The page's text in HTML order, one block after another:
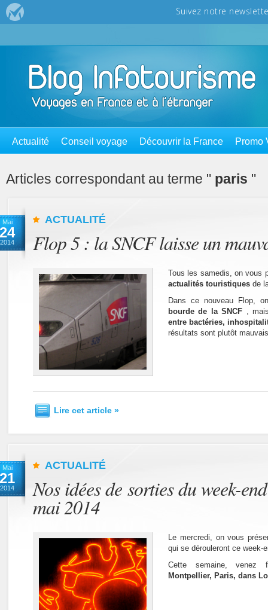
Actualité Conseil voyage Découvrir la France Promo
Articles correspondant au terme " paris "
Mai
24
2014
ACTUALITÉ
Flop 5 : la SNCF laisse un
Tous les samedis, on vous
actualités touristiques de
Dans ce nouveau Flop,
bourde de la SNCF ,
entre bactéries,
résultats sont plutôt
Lire cet article »
Mai
21
2014
ACTUALITÉ
Nos idées de sorties du week-
mai 2014
Le mercredi, on vous
qui se dérouleront ce week-
Cette semaine,
Montpellier, Paris, dans